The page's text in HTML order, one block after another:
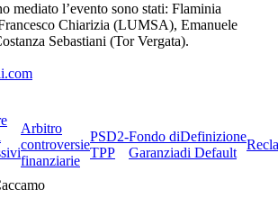
mediato l’evento sono stati: Flaminia
Chiarizia (LUMSA), Emanuele
Sebastiani (Tor Vergata).
Arbitro
controversie
finanziarie
PSD2-
TPP
Fondo di
Garanzia
Definizione
di Default